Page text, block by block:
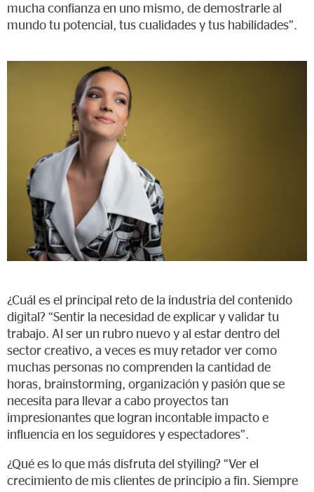
mucha confianza en uno mismo, de demostrarle al
mundo tu potencial, tus cualidades y tus habilidades”.
¿Cuál es el principal reto de la industria del contenido
digital? “Sentir la necesidad de explicar y validar tu
trabajo. Al ser un rubro nuevo y al estar dentro del
sector creativo, a veces es muy retador ver como
muchas personas no comprenden la cantidad de
horas, brainstorming, organización y pasión que se
necesita para llevar a cabo proyectos tan
impresionantes que logran incontable impacto e
influencia en los seguidores y espectadores”.
¿Qué es lo que más disfruta del styiling? “Ver el
crecimiento de mis clientes de principio a fin. Siempre